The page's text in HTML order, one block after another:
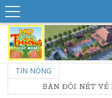
TIN NÓNG
BÀN ĐÔI NÉT VỀ MINH